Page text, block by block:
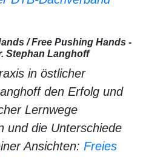
/ Free Pushing Hands -
Stephan Langhoff
in östlicher
den Erfolg und
Lernwege
und die Unterschiede
Ansichten: Freies